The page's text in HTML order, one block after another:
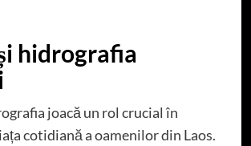
hidrografia
joacă un rol crucial în
cotidiană a oamenilor din Laos.